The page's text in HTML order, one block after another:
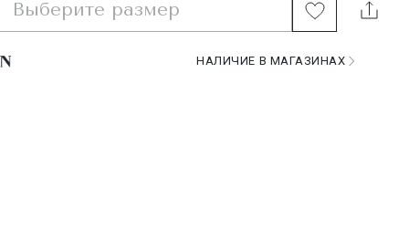
Выберите размер
НАЛИЧИЕ В МАГАЗИНАХ